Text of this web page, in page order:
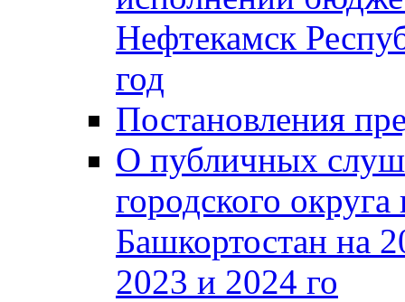
Нефтекамск
год
Постановления
О публичных
городского
Башкортостан на
2023 и 2024 го